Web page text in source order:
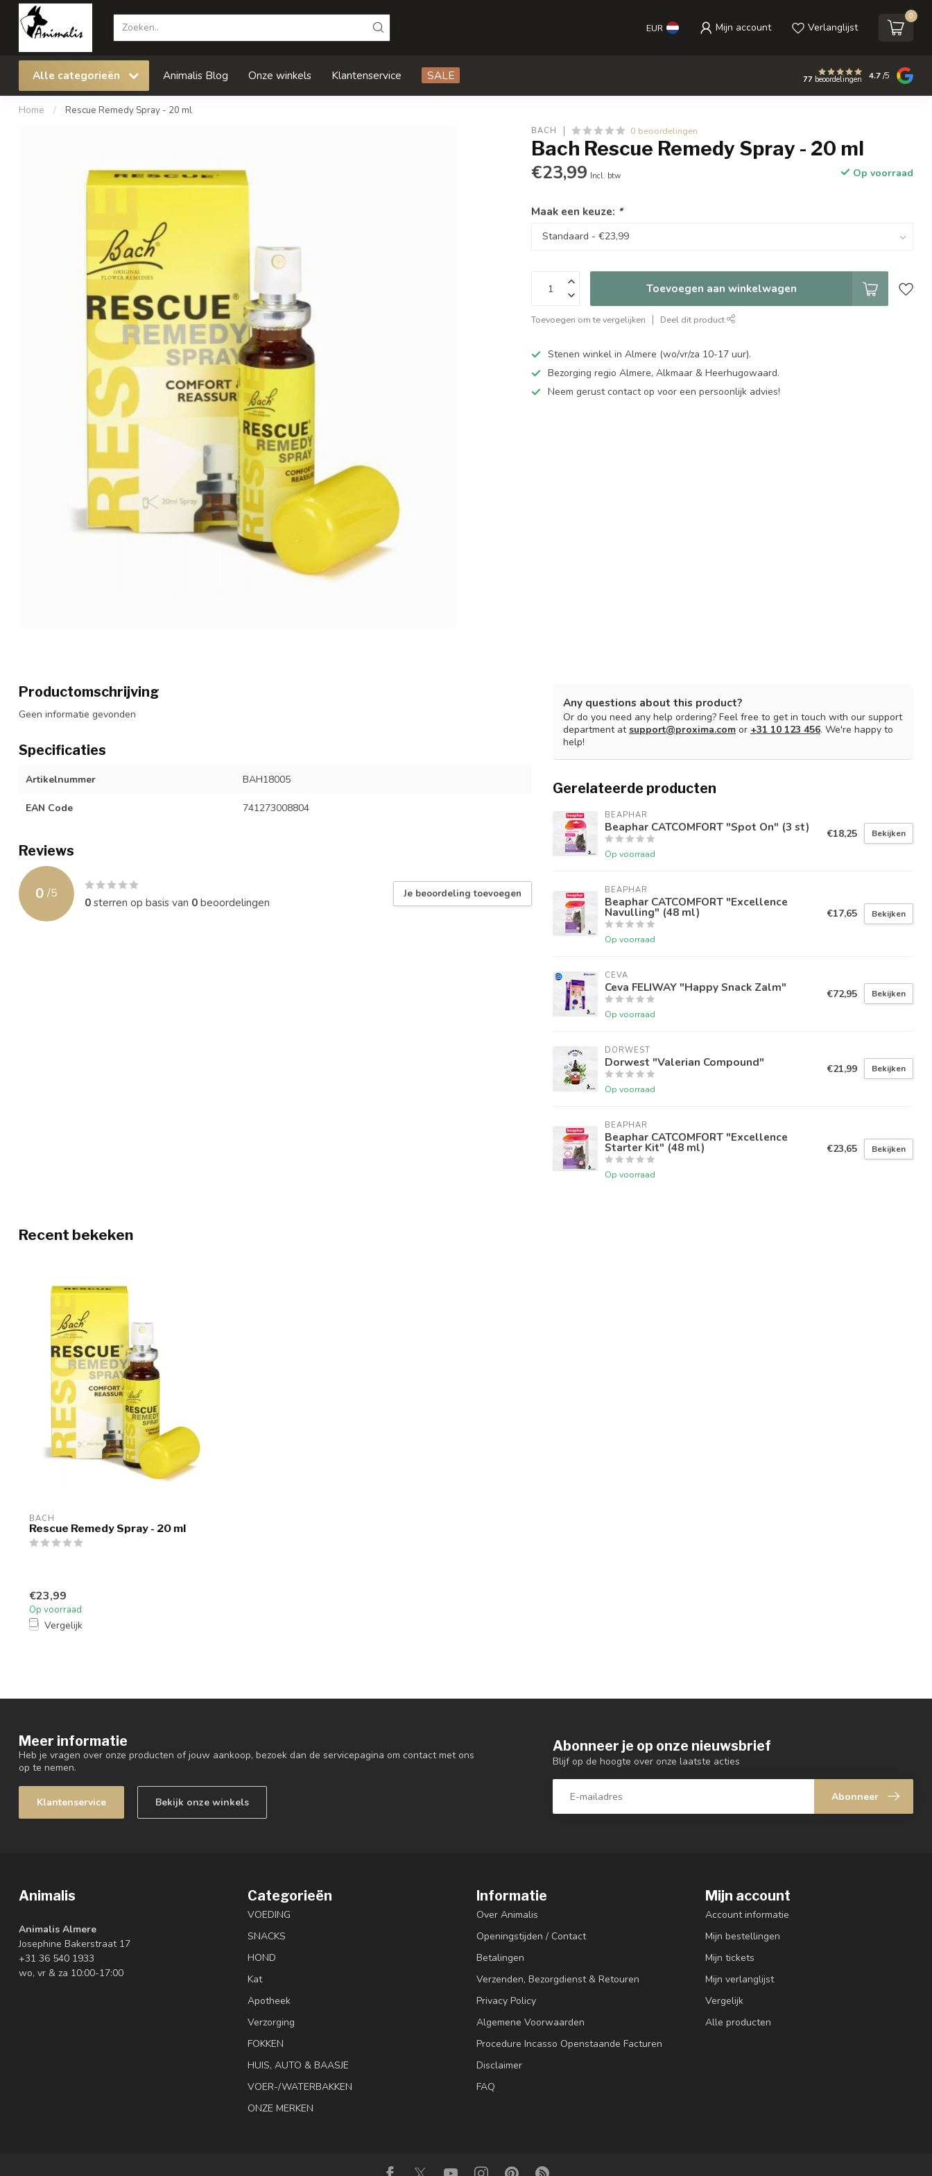
EUR Mijn account Verlanglijst
0
Alle categorieën Animalis Blog Onze winkels Klantenservice SALE 77 beoordelingen 4.7/5
Home / Rescue Remedy Spray - 20 ml
BACH 0 beoordelingen
Bach Rescue Remedy Spray - 20 ml
€23,99 Incl. btw Op voorraad
Maak een keuze: *
Toevoegen aan winkelwagen
Toevoegen om te vergelijken Deel dit product
Stenen winkel in Almere (wo/vr/za 10-17 uur).
Bezorging regio Almere, Alkmaar & Heerhugowaard.
Neem gerust contact op voor een persoonlijk advies!
Productomschrijving
Geen informatie gevonden
Specificaties
Artikelnummer BAH18005
EAN Code 741273008804
Reviews
0 /5
0sterren op basis van 0beoordelingen
Je beoordeling toevoegen
Any questions about this product?
Or do you need any help ordering? Feel free to get in touch with our support
department atsupport@proxima.com or +31 10 123 456. We're happy to
help!
Gerelateerde producten
BEAPHAR
Beaphar CATCOMFORT "Spot On" (3 st)
Op voorraad
€18,25 Bekijken
BEAPHAR
Beaphar CATCOMFORT "Excellence
Navulling" (48 ml)
Op voorraad
€17,65 Bekijken
CEVA
Ceva FELIWAY "Happy Snack Zalm"
Op voorraad
€72,95 Bekijken
DORWEST
Dorwest "Valerian Compound"
Op voorraad
€21,99 Bekijken
BEAPHAR
Beaphar CATCOMFORT "Excellence
Starter Kit" (48 ml)
Op voorraad
€23,65 Bekijken
Recent bekeken
BACH
Rescue Remedy Spray - 20 ml
€23,99
Op voorraad
Vergelijk
Meer informatie
Heb je vragen over onze producten of jouw aankoop, bezoek dan de servicepagina om contact met ons
op te nemen.
Klantenservice Bekijk onze winkels
Abonneer je op onze nieuwsbrief
Blijf op de hoogte over onze laatste acties
Abonneer
Animalis
Animalis Almere
Josephine Bakerstraat 17
+31 36 540 1933
wo, vr & za 10:00-17:00
Categorieën
VOEDING
SNACKS
HOND
Kat
Apotheek
Verzorging
FOKKEN
HUIS, AUTO & BAASJE
VOER-/WATERBAKKEN
ONZE MERKEN
Informatie
Over Animalis
Openingstijden / Contact
Betalingen
Verzenden, Bezorgdienst & Retouren
Privacy Policy
Algemene Voorwaarden
Procedure Incasso Openstaande Facturen
Disclaimer
FAQ
Mijn account
Account informatie
Mijn bestellingen
Mijn tickets
Mijn verlanglijst
Vergelijk
Alle producten